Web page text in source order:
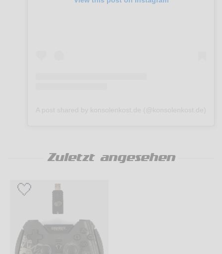
Zuletzt angesehen